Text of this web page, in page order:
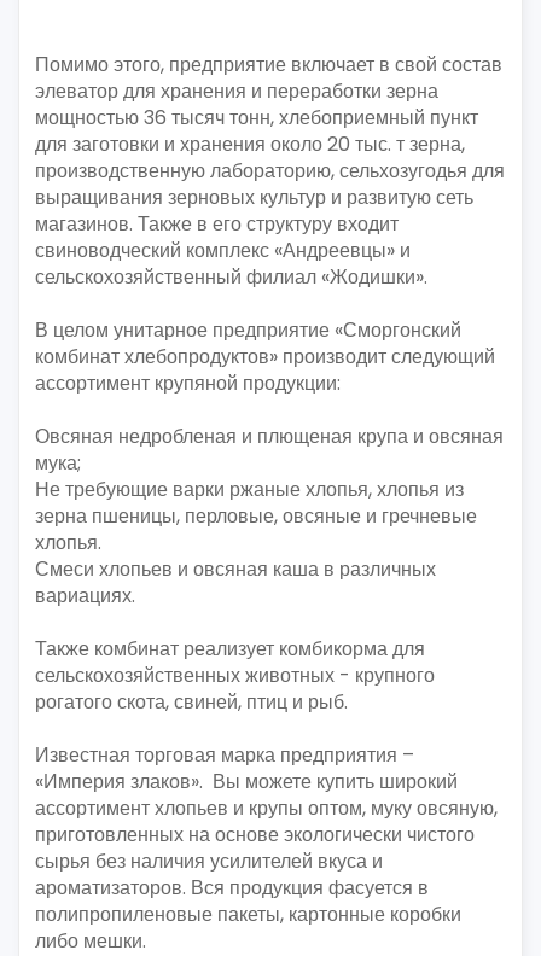
Помимо этого, предприятие включает в свой состав
элеватор для хранения и переработки зерна
мощностью 36 тысяч тонн, хлебоприемный пункт
для заготовки и хранения около 20 тыс. т зерна,
производственную лабораторию, сельхозугодья для
выращивания зерновых культур и развитую сеть
магазинов. Также в его структуру входит
свиноводческий комплекс «Андреевцы» и
сельскохозяйственный филиал «Жодишки».
В целом унитарное предприятие «Сморгонский
комбинат хлебопродуктов» производит следующий
ассортимент крупяной продукции:
Овсяная недробленая и плющеная крупа и овсяная
мука;
Не требующие варки ржаные хлопья, хлопья из
зерна пшеницы, перловые, овсяные и гречневые
хлопья.
Смеси хлопьев и овсяная каша в различных
вариациях.
Также комбинат реализует комбикорма для
сельскохозяйственных животных - крупного
рогатого скота, свиней, птиц и рыб.
Известная торговая марка предприятия –
«Империя злаков». Вы можете купить широкий
ассортимент хлопьев и крупы оптом, муку овсяную,
приготовленных на основе экологически чистого
сырья без наличия усилителей вкуса и
ароматизаторов. Вся продукция фасуется в
полипропиленовые пакеты, картонные коробки
либо мешки.